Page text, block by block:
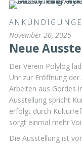
November 20, 2025
Neue
Der Verein Polylog
Uhr zur Eröffnung
Arbeiten aus Gordes
Ausstellung spricht
erfolgt durch
sorgt einmal mehr
Die Ausstellung ist